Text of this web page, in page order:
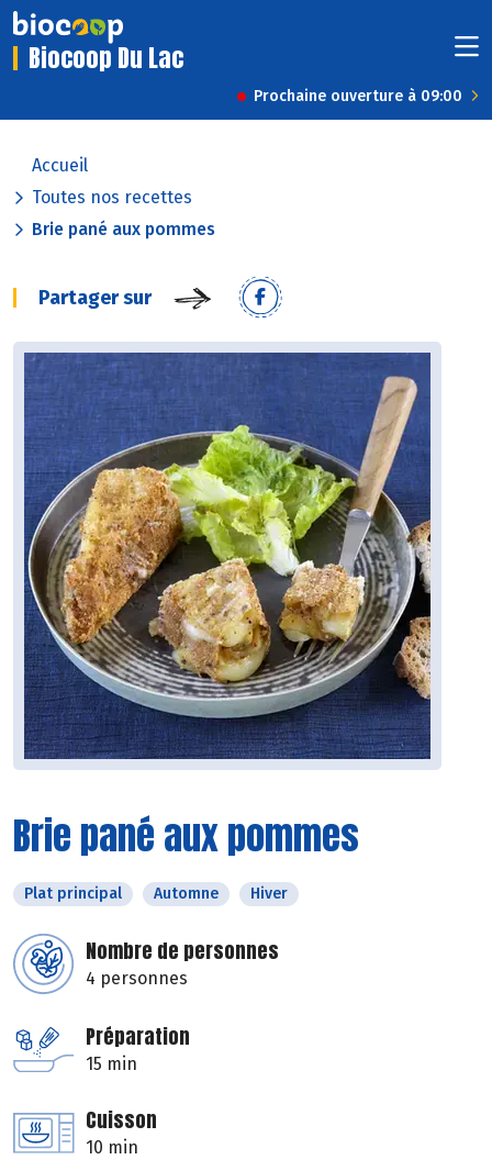
Biocoop Du Lac
Prochaine ouverture à 09:00
Accueil
Toutes nos recettes
Brie pané aux pommes
Partager sur
Brie pané aux pommes
Plat principal Automne Hiver
Nombre de personnes
4 personnes
Préparation
15 min
Cuisson
10 min